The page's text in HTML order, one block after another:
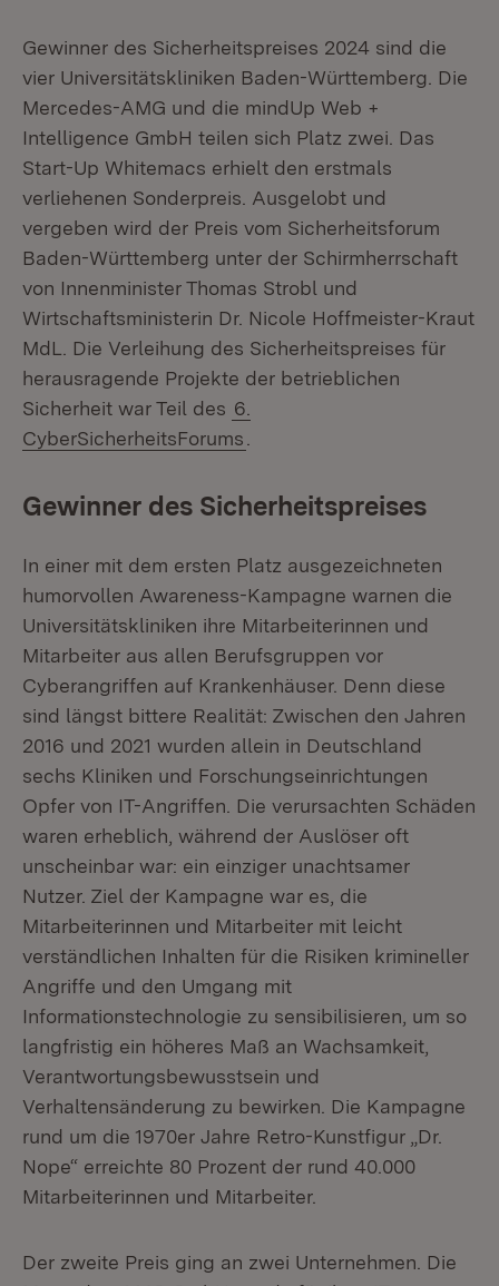
Gewinner des Sicherheitspreises 2024 sind die
vier Universitätskliniken Baden-Württemberg. Die
Mercedes-AMG und die mindUp Web +
Intelligence GmbH teilen sich Platz zwei. Das
Start-Up Whitemacs erhielt den erstmals
verliehenen Sonderpreis. Ausgelobt und
vergeben wird der Preis vom Sicherheitsforum
Baden-Württemberg unter der Schirmherrschaft
von Innenminister Thomas Strobl und
Wirtschaftsministerin Dr. Nicole Hoffmeister-Kraut
MdL. Die Verleihung des Sicherheitspreises für
herausragende Projekte der betrieblichen
Sicherheit war Teil des 6.
CyberSicherheitsForums
Gewinner des Sicherheitspreises
In einer mit dem ersten Platz ausgezeichneten
humorvollen Awareness-Kampagne warnen die
Universitätskliniken ihre Mitarbeiterinnen und
Mitarbeiter aus allen Berufsgruppen vor
Cyberangriffen auf Krankenhäuser. Denn diese
sind längst bittere Realität: Zwischen den Jahren
2016 und 2021 wurden allein in Deutschland
sechs Kliniken und Forschungseinrichtungen
Opfer von IT-Angriffen. Die verursachten Schäden
waren erheblich, während der Auslöser oft
unscheinbar war: ein einziger unachtsamer
Nutzer. Ziel der Kampagne war es, die
Mitarbeiterinnen und Mitarbeiter mit leicht
verständlichen Inhalten für die Risiken krimineller
Angriffe und den Umgang mit
Informationstechnologie zu sensibilisieren, um so
langfristig ein höheres Maß an Wachsamkeit,
Verantwortungsbewusstsein und
Verhaltensänderung zu bewirken. Die Kampagne
rund um die 1970er Jahre Retro-Kunstfigur „Dr.
Nope“ erreichte 80 Prozent der rund 40.000
Mitarbeiterinnen und Mitarbeiter.
Der zweite Preis ging an zwei Unternehmen. Die